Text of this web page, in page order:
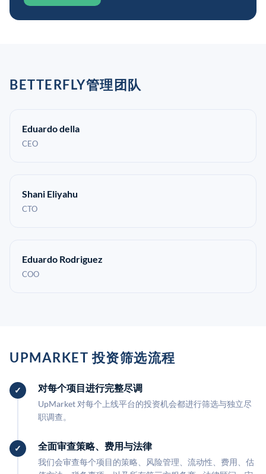
BETTERFLY管理团队
Eduardo della
CEO
Shani Eliyahu
CTO
Eduardo Rodriguez
COO
UPMARKET 投资筛选流程
对每个项目进行完整尽调
UpMarket 对每个上线平台的投资机会都进行筛选与独立尽
职调查。
全面审查策略、费用与法律
我们会审查每个项目的策略、风险管理、流动性、费用、估